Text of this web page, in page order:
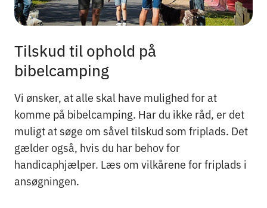
Tilskud til ophold på
bibelcamping
Vi ønsker, at alle skal have mulighed for at
komme på bibelcamping. Har du ikke råd, er det
muligt at søge om såvel tilskud som friplads. Det
gælder også, hvis du har behov for
handicaphjælper. Læs om vilkårene for friplads i
ansøgningen.